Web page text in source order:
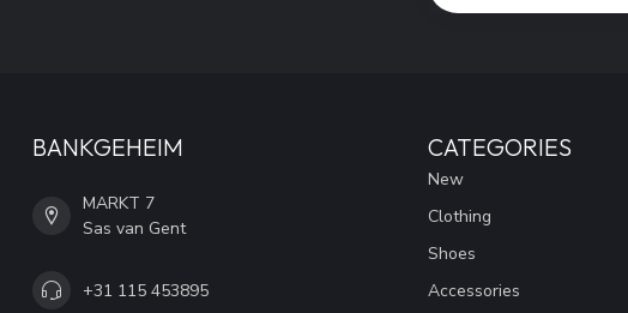
BANKGEHEIM
MARKT 7
Sas van Gent
+31 115 453895
CATEGORIES
New
Clothing
Shoes
Accessories